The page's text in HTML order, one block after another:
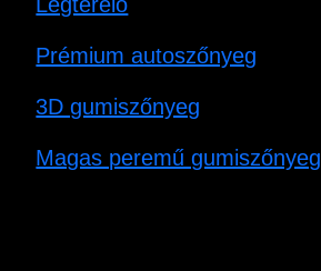
Légterelő
Prémium autoszőnyeg
3D gumiszőnyeg
Magas peremű gumiszőnyeg